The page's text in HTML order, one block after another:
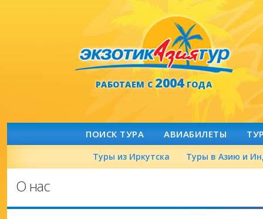
РАБОТАЕМ С2004ГОДА
ПОИСК ТУРА АВИАБИЛЕТЫ
Туры из Иркутска Туры в Азию и
О нас